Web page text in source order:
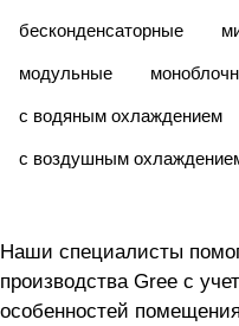
бесконденсаторные
модульные
с водяным охлаждением
с воздушным
Наши специалисты
производства Gree с
особенностей